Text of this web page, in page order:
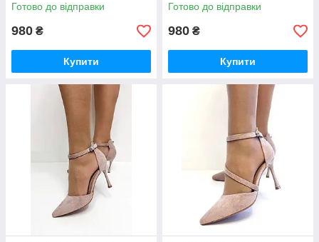
Готово до відправки
980 ₴
Купити
Готово до відправки
980 ₴
Купити